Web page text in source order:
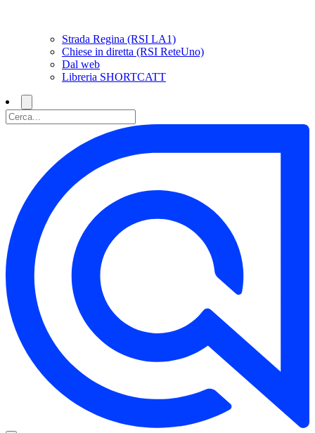
Strada Regina (RSI LA1)
Chiese in diretta (RSI ReteUno)
Dal web
Libreria SHORTCATT